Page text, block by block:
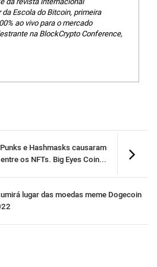
Escola do Bitcoin, primeira
ao vivo para o mercado
na BlockCrypto Conference,
e Hashmasks causaram
entre os NFTs. Big Eyes Coin...
lugar das moedas meme Dogecoin